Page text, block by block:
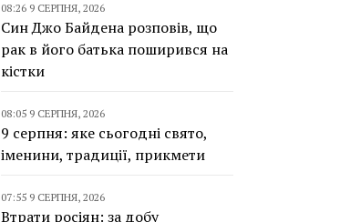
08:26 9 СЕРПНЯ, 2026
Син Джо Байдена розповів, що
рак в його батька поширився на
кістки
08:05 9 СЕРПНЯ, 2026
9 серпня: яке сьогодні свято,
іменини, традиції, прикмети
07:55 9 СЕРПНЯ, 2026
Втрати росіян: за добу